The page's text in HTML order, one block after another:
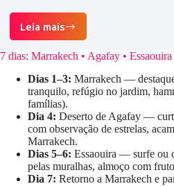
Leia mais
Passeio
de
Ano
com
Crianças
no
Deserto
do
Marrocos
7 dias: Marrakech • Agafay •
Dias 1–3: Marrakech —
tranquilo, refúgio no jardim,
famílias).
Dia 4: Deserto de Agafay —
com observação de estrelas,
Marrakech.
Dias 5–6: Essaouira — surfe ou
pelas muralhas, almoço com
Dia 7: Retorno a Marrakech e